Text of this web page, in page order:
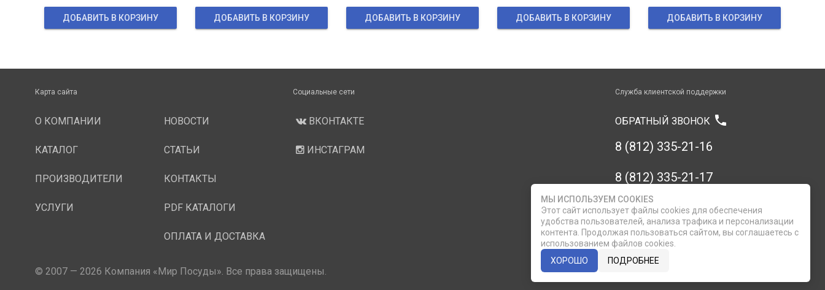
ДОБАВИТЬ В КОРЗИНУ ДОБАВИТЬ В КОРЗИНУ ДОБАВИТЬ В КОРЗИНУ ДОБАВИТЬ В КОРЗИНУ ДОБАВИТЬ В КОРЗИНУ
Карта сайта
О КОМПАНИИ
КАТАЛОГ
ПРОИЗВОДИТЕЛИ
УСЛУГИ
НОВОСТИ
СТАТЬИ
КОНТАКТЫ
PDF КАТАЛОГИ
ОПЛАТА И ДОСТАВКА
Социальные сети
ВКОНТАКТЕ
ИНСТАГРАМ
Служба клиентской поддержки
ОБРАТНЫЙ ЗВОНОК phone
8 (812) 335-21-16
8 (812) 335-21-17
7 (911) 947-43-48
© 2007 — 2026 Компания «Мир Посуды». Все права защищены.
МЫ ИСПОЛЬЗУЕМ COOKIES
Этот сайт использует файлы cookies для обеспечения
удобства пользователей, анализа трафика и персонализации
контента. Продолжая пользоваться сайтом, вы соглашаетесь с
использованием файлов cookies.
ХОРОШО
ПОДРОБНЕЕ